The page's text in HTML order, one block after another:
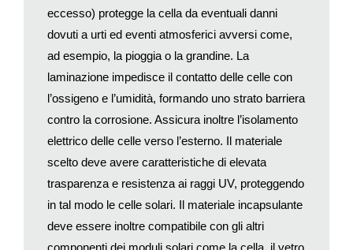
particolarmente adatti per soluzioni integrate negli edifici
building integrated photovoltaics
/Bipv). In questo caso si
incapsulante. Il PVB è un materiale plastico che si trova in altri
prodotti d’uso quotidiano: è impiegato, ad esempio, come
strato intermedio nella produzione del vetro stratificato di
sicurezza usato nei parabrezza. In generale il suo utilizzo nei
moduli fotovoltaici è ancora relativamente limitato ma, con
l’avvento dei moduli bi-facciali, che sfruttano la luce da ambo i
lati, e la conseguente diffusione di moduli che hanno un altro
vetro al posto del backsheet bianco, la possibilità di usare
eccesso) protegge la cella da eventuali danni
dovuti a urti ed eventi atmosferici avversi come,
ad esempio, la pioggia o la grandine. La
laminazione impedisce il contatto delle celle con
l’ossigeno e l’umidità, formando uno strato barriera
contro la corrosione. Assicura inoltre l’isolamento
elettrico delle celle verso l’esterno. Il materiale
scelto deve avere caratteristiche di elevata
trasparenza e resistenza ai raggi UV, proteggendo
in tal modo le celle solari. Il materiale incapsulante
deve essere inoltre compatibile con gli altri
componenti dei moduli solari come la cella, il vetro